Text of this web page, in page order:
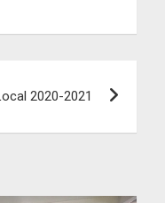
2020-2021